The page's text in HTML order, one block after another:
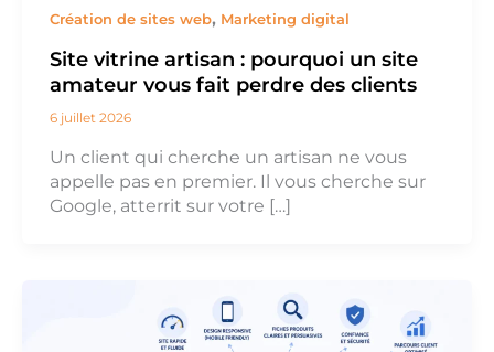
Création de sites web, Marketing digital
Site vitrine artisan : pourquoi un site
amateur vous fait perdre des clients
6 juillet 2026
Un client qui cherche un artisan ne vous
appelle pas en premier. Il vous cherche sur
Google, atterrit sur votre […]